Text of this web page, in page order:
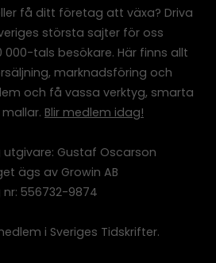
få ditt företag att växa? Driva
största sajter för oss
000-tals besökare. Här finns allt
marknadsföring och
och få vassa verktyg, smarta
Blir medlem idag!
utgivare: Gustaf Oscarson
ägs av Growin AB
nr: 556732-9874
i Sveriges Tidskrifter.